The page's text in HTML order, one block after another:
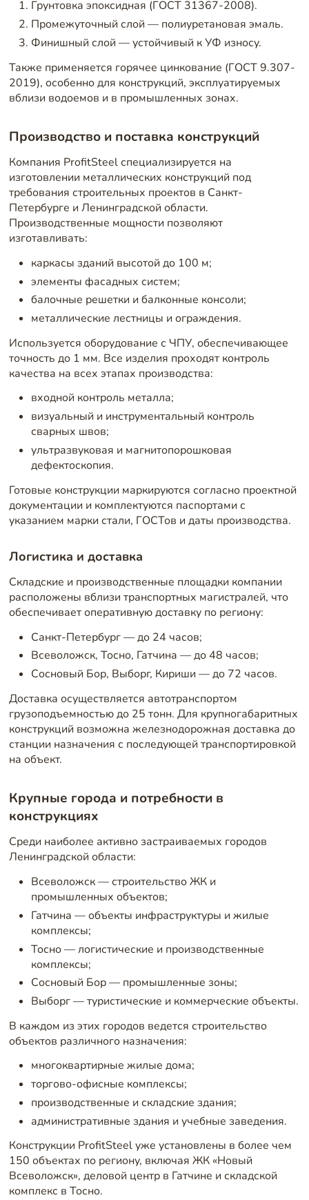
Грунтовка эпоксидная (ГОСТ 31367-2008).
Промежуточный слой — полиуретановая эмаль.
Финишный слой — устойчивый к УФ износу.
Также применяется горячее цинкование (ГОСТ 9.307-
2019), особенно для конструкций, эксплуатируемых
вблизи водоемов и в промышленных зонах.
Производство и поставка конструкций
Компания ProfitSteel специализируется на
изготовлении металлических конструкций под
требования строительных проектов в Санкт-
Петербурге и Ленинградской области.
Производственные мощности позволяют
изготавливать:
каркасы зданий высотой до 100 м;
элементы фасадных систем;
балочные решетки и балконные консоли;
металлические лестницы и ограждения.
Используется оборудование с ЧПУ, обеспечивающее
точность до 1 мм. Все изделия проходят контроль
качества на всех этапах производства:
входной контроль металла;
визуальный и инструментальный контроль
сварных швов;
ультразвуковая и магнитопорошковая
дефектоскопия.
Готовые конструкции маркируются согласно проектной
документации и комплектуются паспортами с
указанием марки стали, ГОСТов и даты производства.
Логистика и доставка
Складские и производственные площадки компании
расположены вблизи транспортных магистралей, что
обеспечивает оперативную доставку по региону:
Санкт-Петербург — до 24 часов;
Всеволожск, Тосно, Гатчина — до 48 часов;
Сосновый Бор, Выборг, Кириши — до 72 часов.
Доставка осуществляется автотранспортом
грузоподъемностью до 25 тонн. Для крупногабаритных
конструкций возможна железнодорожная доставка до
станции назначения с последующей транспортировкой
на объект.
Крупные города и потребности в
конструкциях
Среди наиболее активно застраиваемых городов
Ленинградской области:
Всеволожск — строительство ЖК и
промышленных объектов;
Гатчина — объекты инфраструктуры и жилые
комплексы;
Тосно — логистические и производственные
комплексы;
Сосновый Бор — промышленные зоны;
Выборг — туристические и коммерческие объекты.
В каждом из этих городов ведется строительство
объектов различного назначения:
многоквартирные жилые дома;
торгово-офисные комплексы;
производственные и складские здания;
административные здания и учебные заведения.
Конструкции ProfitSteel уже установлены в более чем
150 объектах по региону, включая ЖК «Новый
Всеволожск», деловой центр в Гатчине и складской
комплекс в Тосно.